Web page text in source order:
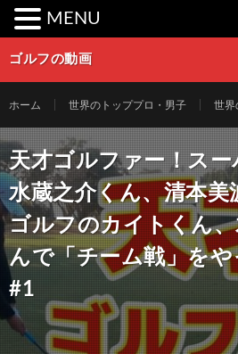
ゴルフの動画
ホーム 世界のトッププロ・男子 世界
天才ゴルファー！スー
水蔵之介くん、清本
ゴルフのカイトくん
んで「チーム戦」をや
#1
MENU